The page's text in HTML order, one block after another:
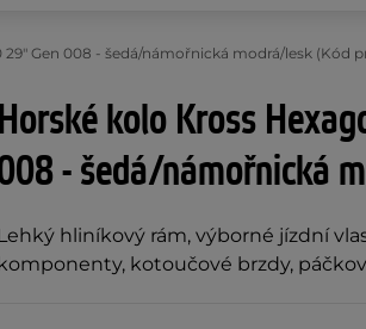
Gen 008 - šedá/námořnická modrá/lesk (Kód
Horské kolo Kross
- šedá/námořnická
Lehký hliníkový rám, výborné jízdní
kotoučové brzdy,